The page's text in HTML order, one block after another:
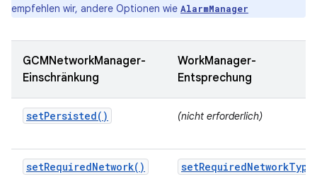
empfehlen wir, andere Optionen wie AlarmManager
GCMNetworkManager-
Einschränkung
WorkManager-
Entsprechung
setPersisted() (nicht erforderlich)
setRequiredNetwork()